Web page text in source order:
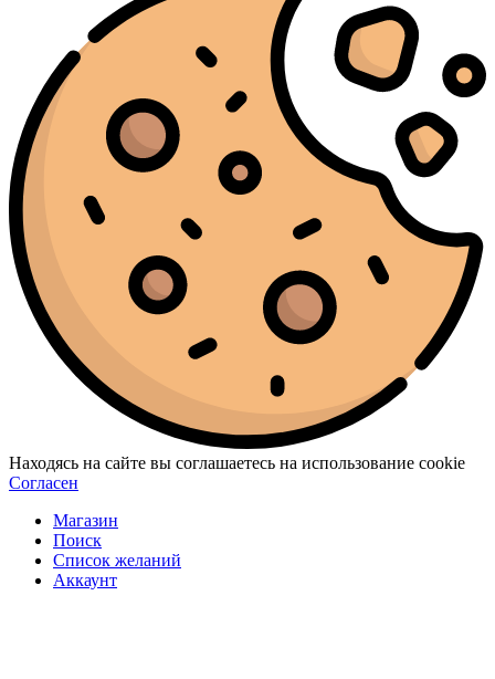
Находясь на сайте вы соглашаетесь на использование cookie
Согласен
Магазин
Поиск
Список желаний
Аккаунт